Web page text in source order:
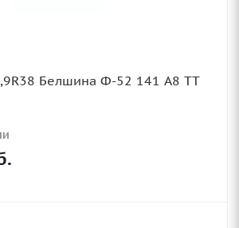
Белшина Ф-52 141 А8 TT